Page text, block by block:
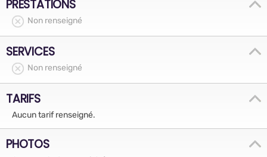
PRESTATIONS
Non renseigné
SERVICES
Non renseigné
TARIFS
Aucun tarif renseigné.
PHOTOS